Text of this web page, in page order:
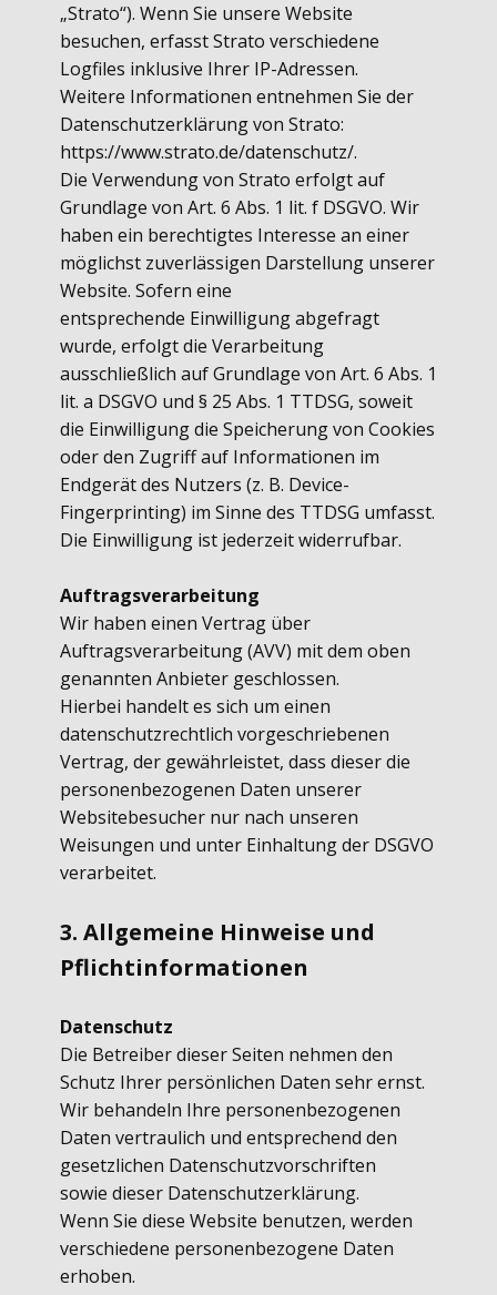
„Strato“). Wenn Sie unsere Website
besuchen, erfasst Strato verschiedene
Logfiles inklusive Ihrer IP-Adressen.
Weitere Informationen entnehmen Sie der
Datenschutzerklärung von Strato:
https://www.strato.de/datenschutz/.
Die Verwendung von Strato erfolgt auf
Grundlage von Art. 6 Abs. 1 lit. f DSGVO. Wir
haben ein berechtigtes Interesse an einer
möglichst zuverlässigen Darstellung unserer
Website. Sofern eine
entsprechende Einwilligung abgefragt
wurde, erfolgt die Verarbeitung
ausschließlich auf Grundlage von Art. 6 Abs. 1
lit. a DSGVO und § 25 Abs. 1 TTDSG, soweit
die Einwilligung die Speicherung von Cookies
oder den Zugriff auf Informationen im
Endgerät des Nutzers (z. B. Device-
Fingerprinting) im Sinne des TTDSG umfasst.
Die Einwilligung ist jederzeit widerrufbar.
Auftragsverarbeitung
Wir haben einen Vertrag über
Auftragsverarbeitung (AVV) mit dem oben
genannten Anbieter geschlossen.
Hierbei handelt es sich um einen
datenschutzrechtlich vorgeschriebenen
Vertrag, der gewährleistet, dass dieser die
personenbezogenen Daten unserer
Websitebesucher nur nach unseren
Weisungen und unter Einhaltung der DSGVO
verarbeitet.
3. Allgemeine Hinweise und
Pflichtinformationen
Datenschutz
Die Betreiber dieser Seiten nehmen den
Schutz Ihrer persönlichen Daten sehr ernst.
Wir behandeln Ihre personenbezogenen
Daten vertraulich und entsprechend den
gesetzlichen Datenschutzvorschriften
sowie dieser Datenschutzerklärung.
Wenn Sie diese Website benutzen, werden
verschiedene personenbezogene Daten
erhoben.